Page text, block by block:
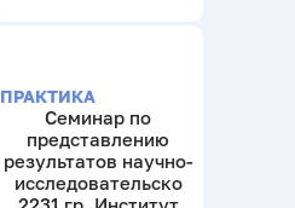
ПРАКТИКА
Семинар по
представлению
результатов научно-
исследовательско